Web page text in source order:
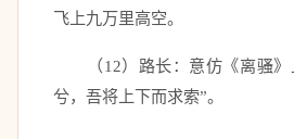
飞上九万里高空。
（12）路长：意仿《离骚》
兮，吾将上下而求索”。